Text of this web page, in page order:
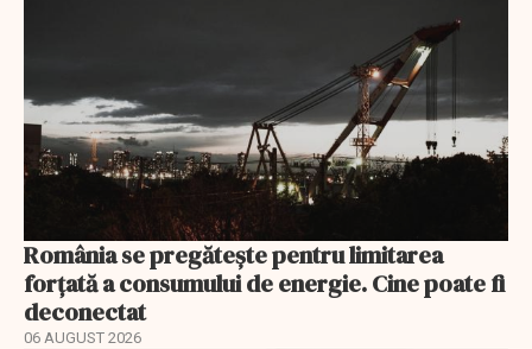
România se pregătește pentru limitarea
forțată a consumului de energie. Cine poate fi
deconectat
06 AUGUST 2026